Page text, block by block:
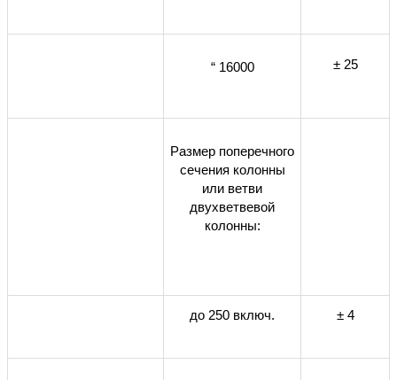
“ 16000 ± 25
Размер поперечного
сечения колонны
или ветви
двухветвевой
колонны:
до 250 включ. ± 4